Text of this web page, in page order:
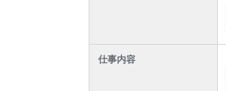
仕事内容